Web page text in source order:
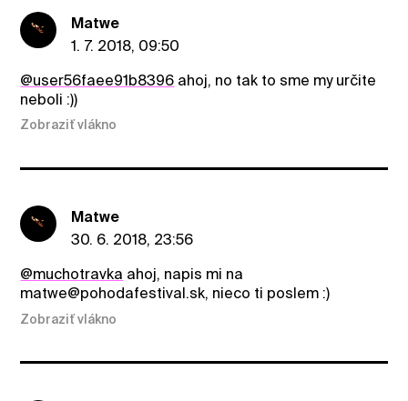
Matwe
1. 7. 2018, 09:50
@user56faee91b8396 ahoj, no tak to sme my určite
neboli :))
Zobraziť vlákno
Matwe
30. 6. 2018, 23:56
@muchotravka ahoj, napis mi na
matwe@pohodafestival.sk, nieco ti poslem :)
Zobraziť vlákno